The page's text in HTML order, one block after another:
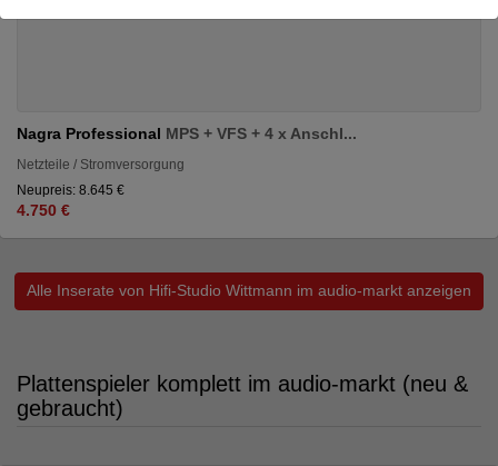
Nagra Professional MPS + VFS + 4 x Anschl...
Netzteile / Stromversorgung
Neupreis: 8.645 €
4.750 €
Alle Inserate von Hifi-Studio Wittmann im audio-markt anzeigen
Plattenspieler komplett im audio-markt (neu &
gebraucht)